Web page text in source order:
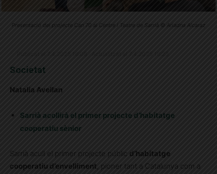
Presentació del projecte Can 70 al Centre i Teatre de Sarrià © Ariadna Alcaraz
Societat
Natalia Avellan
Sarrià acollirà el primer projecte d’habitatge
cooperatiu sènior
Sarrià acull el primer projecte públic d’habitatge
cooperatiu d’envelliment, pioner tant a Catalunya com a